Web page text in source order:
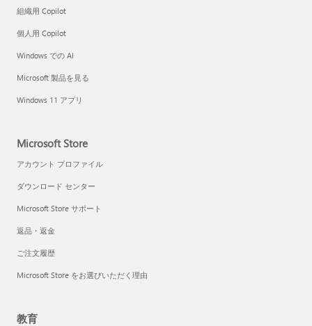
組織用 Copilot
個人用 Copilot
Windows での AI
Microsoft 製品を見る
Windows 11 アプリ
Microsoft Store
アカウント プロファイル
ダウンロード センター
Microsoft Store サポート
返品・返金
ご注文履歴
Microsoft Store をお選びいただく理由
教育